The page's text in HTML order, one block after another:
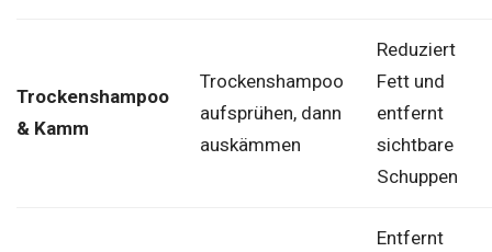
Trockenshampoo
& Kamm
Trockenshampoo
aufsprühen, dann
auskämmen
Reduziert
Fett und
entfernt
sichtbare
Schuppen
Entfernt